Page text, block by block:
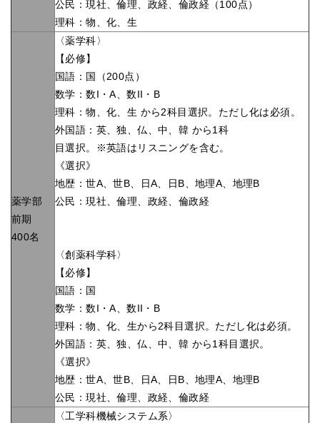
公民：現社、倫理、政経、倫政経（100点）
理科：物、化、生
薬学部
前期
400名
〈薬学科〉
【必修】
国語：国（200点）
数学：数I・A、数II・B
理科：物、化、生 から2科目選択。ただし化は必須。
外国語：英、独、仏、中、韓 から1科
目選択。※英語はリスニングを含む。
《選択》
地歴：世A、世B、日A、日B、地理A、地理B
公民：現社、倫理、政経、倫政経
〈創薬科学科〉
【必修】
国語：国
数学：数I・A、数II・B
理科：物、化、生から2科目選択。ただし化は必須。
外国語：英、独、仏、中、韓 から1科目選択。
《選択》
地歴：世A、世B、日A、日B、地理A、地理B
公民：現社、倫理、政経、倫政経
〈工学科機械システム系〉